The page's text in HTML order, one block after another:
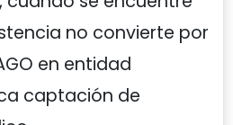
no convierte por
en entidad
captación de